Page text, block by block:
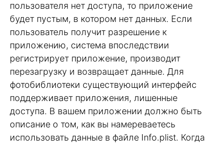
пользователя нет доступа, то приложение
будет пустым, в котором нет данных. Если
пользователь получит разрешение к
приложению, система впоследствии
регистрирует приложение, производит
перезагрузку и возвращает данные. Для
фотобиблиотеки существующий интерфейс
поддерживает приложения, лишенные
доступа. В вашем приложении должно быть
описание о том, как вы намереваетесь
использовать данные в файле Info.plist. Когда